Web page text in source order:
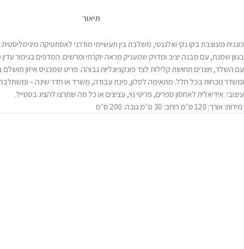
תיאור
כוננית מעוצבת בקו נקי ואלגנטי, משלבת בין תעשייתי מודרני לאסתטיקה
בגוון שמנת, עם מבנה יציב ומדויק שמעניק מראה יוקרתי ומרשים. המדפים בגימור
עם השלד, ויוצרים תחושת קלילות לצד פונקציונליות גבוהה. פריט שמכניס איזון מושלם
ומשדר נוכחות בכל חלל. מתאימה לסלון, פינת עבודה, משרד או חדר שינה –
עיצובי. אידיאלית לאחסון ספרים, פריטי נוי, עציצים או כל מה שתרצו להציג בסטייל.
מידות: אורך: 120 ס״מ רוחב: 30 ס״מ גובה: 200 ס״מ